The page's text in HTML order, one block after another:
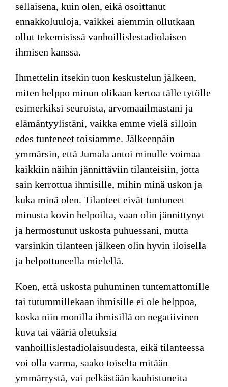
sellaisena, kuin olen, eikä osoittanut
ennakkoluuloja, vaikkei aiemmin ollutkaan
ollut tekemisissä vanhoillislestadiolaisen
ihmisen kanssa.
Ihmettelin itsekin tuon keskustelun jälkeen,
miten helppo minun olikaan kertoa tälle tytölle
esimerkiksi seuroista, arvomaailmastani ja
elämäntyylistäni, vaikka emme vielä silloin
edes tunteneet toisiamme. Jälkeenpäin
ymmärsin, että Jumala antoi minulle voimaa
kaikkiin näihin jännittäviin tilanteisiin, jotta
sain kerrottua ihmisille, mihin minä uskon ja
kuka minä olen. Tilanteet eivät tuntuneet
minusta kovin helpoilta, vaan olin jännittynyt
ja hermostunut uskosta puhuessani, mutta
varsinkin tilanteen jälkeen olin hyvin iloisella
ja helpottuneella mielellä.
Koen, että uskosta puhuminen tuntemattomille
tai tutummillekaan ihmisille ei ole helppoa,
koska niin monilla ihmisillä on negatiivinen
kuva tai vääriä oletuksia
vanhoillislestadiolaisuudesta, eikä tilanteessa
voi olla varma, saako toiselta mitään
ymmärrystä, vai pelkästään kauhistuneita